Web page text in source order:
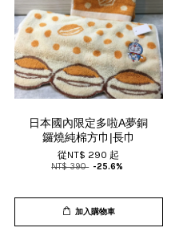
日本國內限定多啦A夢銅
鑼燒純棉方巾|長巾
從NT$ 290 起
NT$ 390 -25.6%
加入購物車